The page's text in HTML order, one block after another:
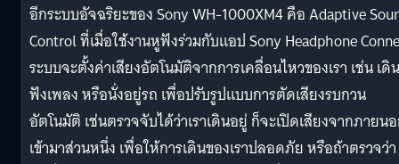
อีกระบบอัจฉริยะของ Sony WH-1000XM4 คือ Adaptive
Control ที่เมื่อใช้งานหูฟังร่วมกับแอป Sony Headphone
ระบบจะตั้งค่าเสียงอัตโนมัติจากการเคลื่อนไหวของเรา เช่น เดิน
ฟังเพลง หรือนั่งอยู่รถ เพื่อปรับรูปแบบการตัดเสียงรบกวน
อัตโนมัติ เช่นตรวจจับได้ว่าเราเดินอยู่ ก็จะเปิดเสียงจากภายน
เข้ามาส่วนหนึ่ง เพื่อให้การเดินของเราปลอดภัย หรือถ้าตรวจว่า